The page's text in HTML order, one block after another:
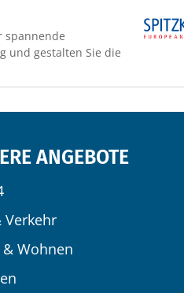
spannende
und gestalten Sie die
ANGEBOTE
Verkehr
Wohnen